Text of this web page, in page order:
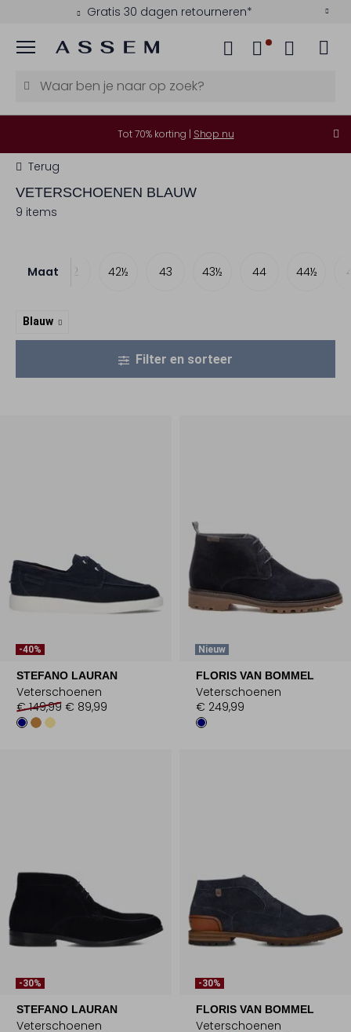
Gratis 30 dagen retourneren*
Menu
Tot 70% korting | Shop nu
Terug
VETERSCHOENEN BLAUW
9 items
Maat
41½ 42 42½ 43 43½ 44 44½
Blauw
Filter en sorteer
-40%
STEFANO LAURAN
Veterschoenen
€ 149,99 € 89,99
Nieuw
FLORIS VAN BOMMEL
Veterschoenen
€ 249,99
-30%
STEFANO LAURAN
Veterschoenen
-30%
FLORIS VAN BOMMEL
Veterschoenen